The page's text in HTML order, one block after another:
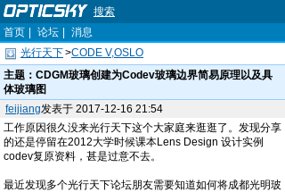
搜索
首页
论坛
消息
光行天下>CODE V,OSLO
主题： CDGM玻璃创建为Codev玻璃边界简易原理以及具
体玻璃图
feijiang发表于 2017-12-16 21:54
工作原因很久没来光行天下这个大家庭来逛逛了。发现分享
的还是停留在2012大学时候课本Lens Design 设计实例
codev复原资料，甚是过意不去。
最近发现多个光行天下论坛朋友需要知道如何将成都光明玻